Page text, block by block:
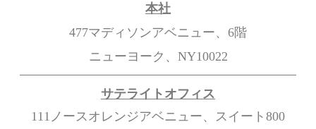
本社
477マディソンアベニュー、6階
ニューヨーク、NY10022
サテライトオフィス
111ノースオレンジアベニュー、スイート800